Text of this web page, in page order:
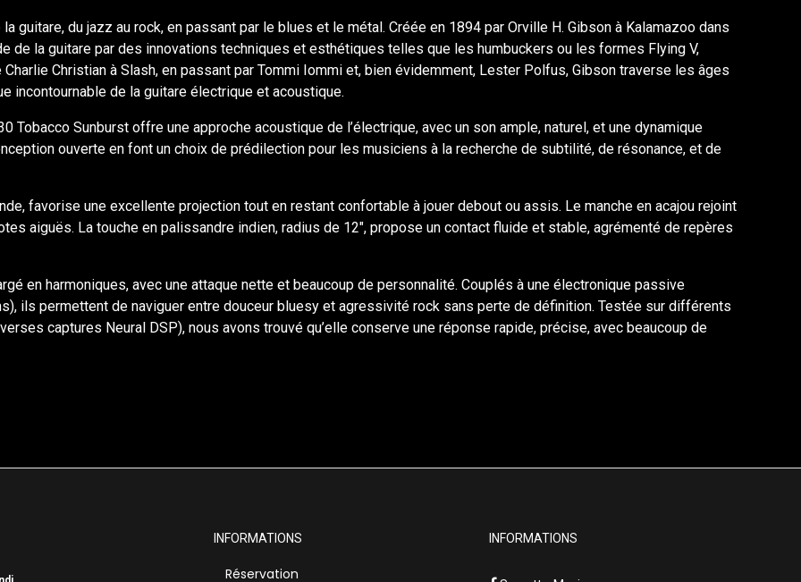
guitare, du jazz au rock, en passant par le blues et le métal. Créée en 1894 par Orville H. Gibson à Kalamazoo dans
de la guitare par des innovations techniques et esthétiques telles que les humbuckers ou les formes Flying V,
Christian à Slash, en passant par Tommi Iommi et, bien évidemment, Lester Polfus, Gibson traverse les âges
incontournable de la guitare électrique et acoustique.
Tobacco Sunburst offre une approche acoustique de l’électrique, avec un son ample, naturel, et une dynamique
ouverte en font un choix de prédilection pour les musiciens à la recherche de subtilité, de résonance, et de
favorise une excellente projection tout en restant confortable à jouer debout ou assis. Le manche en acajou rejoint
aiguës. La touche en palissandre indien, radius de 12", propose un contact fluide et stable, agrémenté de repères
en harmoniques, avec une attaque nette et beaucoup de personnalité. Couplés à une électronique passive
ils permettent de naviguer entre douceur bluesy et agressivité rock sans perte de définition. Testée sur différents
captures Neural DSP), nous avons trouvé qu’elle conserve une réponse rapide, précise, avec beaucoup de
INFORMATIONS
Réservation
INFORMATIONS